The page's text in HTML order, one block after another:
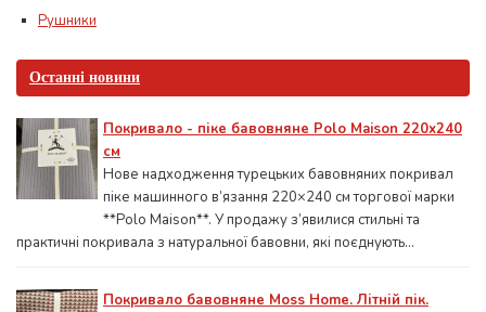
Останні новини
Покривало - піке бавовняне Polo Maison 220х240
см
Нове надходження турецьких бавовняних покривал
піке машинного в’язання 220×240 см торгової марки
**Polo Maison**. У продажу з’явилися стильні та
практичні покривала з натуральної бавовни, які поєднують...
Покривало бавовняне Moss Home. Літній пік.
Рушники